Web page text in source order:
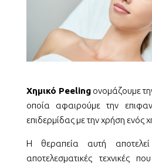
Χημικό Peelingονομάζουμε
οποία αφαιρούμε την
επιδερμίδας με την χρήση ενός
Η θεραπεία αυτή
αποτελεσματικές τεχνικές